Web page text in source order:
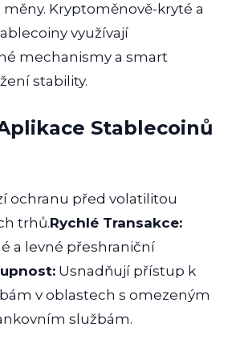
Kryptoměnově-kryté a
využívají
mechanismy a smart
stability.
Stablecoinů
ochranu před volatilitou
trhů.Rychlé Transakce:
a levné přeshraniční
Usnadňují přístup k
v oblastech s omezeným
službám.